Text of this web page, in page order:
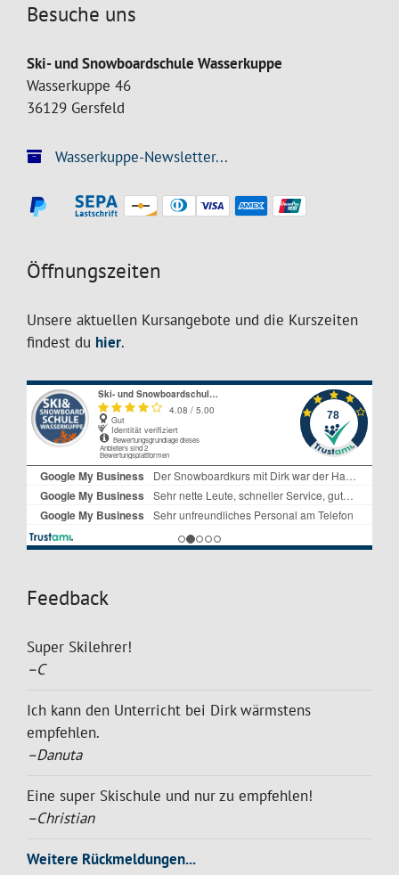
Besuche uns
Ski- und Snowboardschule Wasserkuppe
Wasserkuppe 46
36129 Gersfeld
Wasserkuppe-Newsletter...
Öffnungszeiten
Unsere aktuellen Kursangebote und die Kurszeiten
findest du hier.
Feedback
Super Skilehrer!
–C
Ich kann den Unterricht bei Dirk wärmstens
empfehlen.
–Danuta
Eine super Skischule und nur zu empfehlen!
–Christian
Weitere Rückmeldungen...